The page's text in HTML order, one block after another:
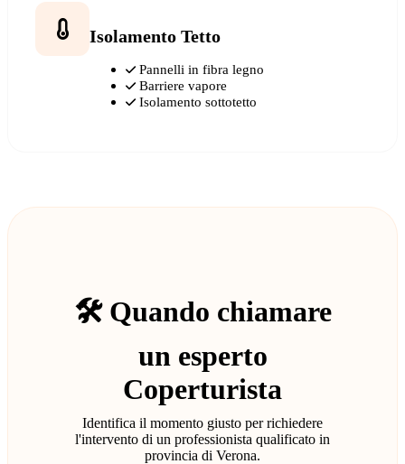
Isolamento Tetto
Pannelli in fibra legno
Barriere vapore
Isolamento sottotetto
🛠️ Quando chiamare
un esperto
Coperturista
Identifica il momento giusto per richiedere
l'intervento di un professionista qualificato in
provincia di Verona.